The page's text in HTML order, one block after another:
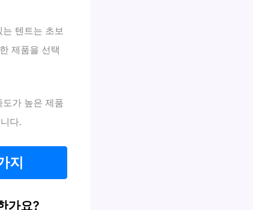
텐트는 초보
제품을 선택
가 높은 제품
다.
지
가요?